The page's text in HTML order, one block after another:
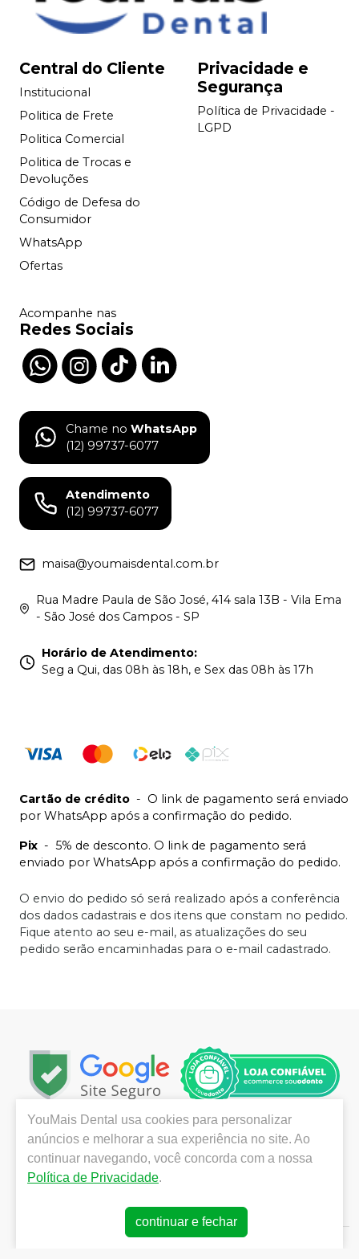
Central do Cliente
Institucional
Politica de Frete
Politica Comercial
Politica de Trocas e
Devoluções
Código de Defesa do
Consumidor
WhatsApp
Ofertas
Privacidade e
Segurança
Política de Privacidade -
LGPD
Acompanhe nas
Redes Sociais
Chame no WhatsApp
(12) 99737-6077
Atendimento
(12) 99737-6077
maisa@youmaisdental.com.br
Rua Madre Paula de São José, 414 sala 13B - Vila Ema
- São José dos Campos - SP
Horário de Atendimento:
Seg a Qui, das 08h às 18h, e Sex das 08h às 17h
Cartão de crédito - O link de pagamento será enviado
por WhatsApp após a confirmação do pedido.
Pix - 5% de desconto. O link de pagamento será
enviado por WhatsApp após a confirmação do pedido.
O envio do pedido só será realizado após a conferência
dos dados cadastrais e dos itens que constam no pedido.
Fique atento ao seu e-mail, as atualizações do seu
pedido serão encaminhadas para o e-mail cadastrado.
Localizada em São José dos Campos, no interior de São
Paulo, a YouMais Dental destaca-se pela grande
variedade de produtos das melhores marcas,
promoções e ofertas imperdíveis, atendimento técnico
e logística imediata para a todo o Brasil.
YouMais Dental usa cookies para personalizar
anúncios e melhorar a sua experiência no site. Ao
continuar navegando, você concorda com a nossa
Política de Privacidade.
continuar e fechar